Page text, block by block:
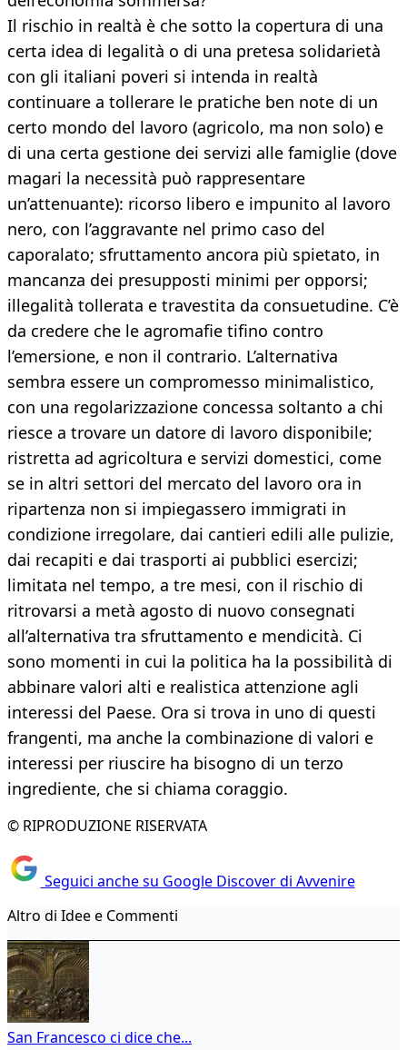
Il rischio in realtà è che sotto la copertura di una
certa idea di legalità o di una pretesa solidarietà
con gli italiani poveri si intenda in realtà
continuare a tollerare le pratiche ben note di un
certo mondo del lavoro (agricolo, ma non solo) e
di una certa gestione dei servizi alle famiglie (dove
magari la necessità può rappresentare
un’attenuante): ricorso libero e impunito al lavoro
nero, con l’aggravante nel primo caso del
caporalato; sfruttamento ancora più spietato, in
mancanza dei presupposti minimi per opporsi;
illegalità tollerata e travestita da consuetudine. C’è
da credere che le agromafie tifino contro
l’emersione, e non il contrario. L’alternativa
sembra essere un compromesso minimalistico,
con una regolarizzazione concessa soltanto a chi
riesce a trovare un datore di lavoro disponibile;
ristretta ad agricoltura e servizi domestici, come
se in altri settori del mercato del lavoro ora in
ripartenza non si impiegassero immigrati in
condizione irregolare, dai cantieri edili alle pulizie,
dai recapiti e dai trasporti ai pubblici esercizi;
limitata nel tempo, a tre mesi, con il rischio di
ritrovarsi a metà agosto di nuovo consegnati
all’alternativa tra sfruttamento e mendicità. Ci
sono momenti in cui la politica ha la possibilità di
abbinare valori alti e realistica attenzione agli
interessi del Paese. Ora si trova in uno di questi
frangenti, ma anche la combinazione di valori e
interessi per riuscire ha bisogno di un terzo
ingrediente, che si chiama coraggio.
© RIPRODUZIONE RISERVATA
Seguici anche su Google Discover di Avvenire
Altro di Idee e Commenti
San Francesco ci dice che...